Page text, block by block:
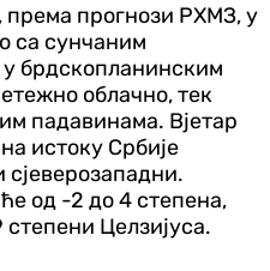
према прогнози РХМЗ, у
са сунчаним
брдскопланинским
облачно, тек
падавинама. Вјетар
истоку Србије
сјеверозападни.
од -2 до 4 степена,
Целзијуса.